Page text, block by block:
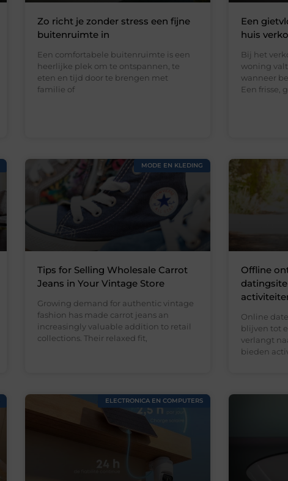
Zo richt je zonder stress een fijne
buitenruimte in
Een comfortabele buitenruimte is een
heerlijke plek om te ontspannen, te
eten en tijd door te brengen met
familie of
Een
huis
Bij het
woning valt
wanneer
Een frisse,
MODE EN KLEDING
Tips for Selling Wholesale Carrot
Jeans in Your Vintage Store
Growing demand for authentic vintage
fashion has made carrot jeans an
increasingly valuable addition to retail
collections. Their relaxed fit,
Offline
Online
blijven tot
verlangt
bieden
ELECTRONICA EN COMPUTERS